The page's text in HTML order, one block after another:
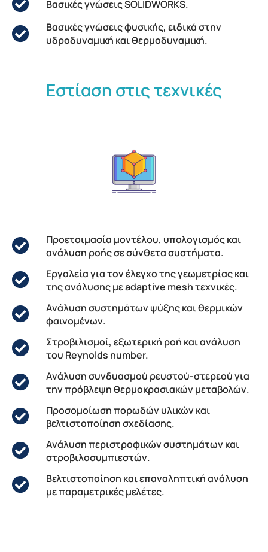
Βασικές γνώσεις SOLIDWORKS.
Βασικές γνώσεις φυσικής, ειδικά στην
υδροδυναμική και θερμοδυναμική.
Εστίαση στις τεχνικές
Προετοιμασία μοντέλου, υπολογισμός και
ανάλυση ροής σε σύνθετα συστήματα.
Εργαλεία για τον έλεγχο της γεωμετρίας και
της ανάλυσης με adaptive mesh τεχνικές.
Ανάλυση συστημάτων ψύξης και θερμικών
φαινομένων.
Στροβιλισμοί, εξωτερική ροή και ανάλυση
του Reynolds number.
Ανάλυση συνδυασμού ρευστού-στερεού για
την πρόβλεψη θερμοκρασιακών μεταβολών.
Προσομοίωση πορωδών υλικών και
βελτιστοποίηση σχεδίασης.
Ανάλυση περιστροφικών συστημάτων και
στροβιλοσυμπιεστών.
Βελτιστοποίηση και επαναληπτική ανάλυση
με παραμετρικές μελέτες.